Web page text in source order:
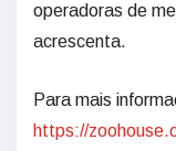
operadoras de
acrescenta.
Para mais
https://